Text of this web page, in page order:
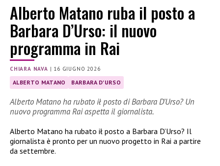
Alberto Matano ruba il posto a
Barbara D’Urso: il nuovo
programma in Rai
CHIARA NAVA | 16 GIUGNO 2026
ALBERTO MATANO BARBARA D'URSO
Alberto Matano ha rubato ił posto di Barbara D’Urso? Un
nuovo programma Rai aspetta il giornalista.
Alberto Matano ha rubato ił posto a Barbara D’Urso? Il
giornalista è pronto per un nuovo progetto in Rai a partire
da settembre.